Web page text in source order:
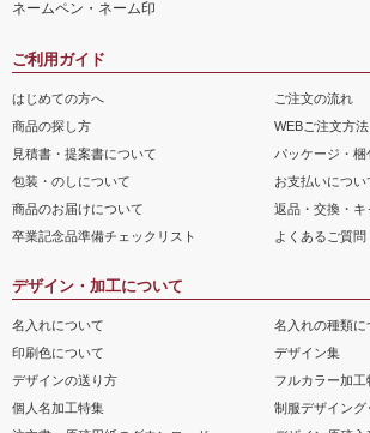
ネームペン・ネーム印
ご利用ガイド
はじめての方へ
ご注文の流れ
商品の探し方
WEBご注文方法
見積書・提案書について
パッケージ・梱
包装・のしについて
お支払いについ
商品のお届けについて
返品・交換・キ
卒業記念品準備チェックリスト
よくあるご質問
デザイン・加工について
名入れについて
名入れの種類に
印刷色について
デザイン集
デザインの送り方
フルカラー加工
個人名加工特集
制服デザイング